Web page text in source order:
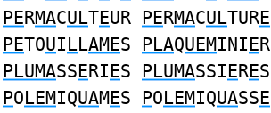
PERMACULTEUR PERMACULTURE
PETOUILLAMES PLAQUEMINIER
PLUMASSERIES PLUMASSIERES
POLEMIQUAMES POLEMIQUASSE